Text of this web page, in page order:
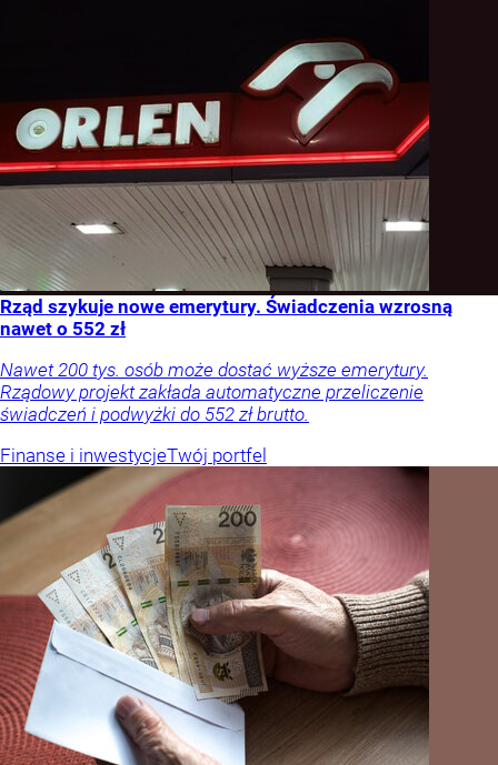
Rząd szykuje nowe emerytury. Świadczenia wzrosną
nawet o 552 zł
Nawet 200 tys. osób może dostać wyższe emerytury.
Rządowy projekt zakłada automatyczne przeliczenie
świadczeń i podwyżki do 552 zł brutto.
Finanse i inwestycjeTwój portfel